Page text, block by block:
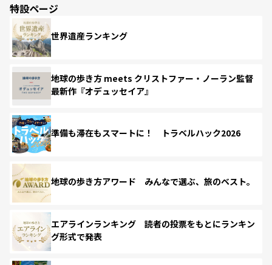
特設ページ
世界遺産ランキング
地球の歩き方 meets クリストファー・ノーラン監督
最新作『オデュッセイア』
準備も滞在もスマートに！ トラベルハック2026
地球の歩き方アワード みんなで選ぶ、旅のベスト。
エアラインランキング 読者の投票をもとにランキン
グ形式で発表